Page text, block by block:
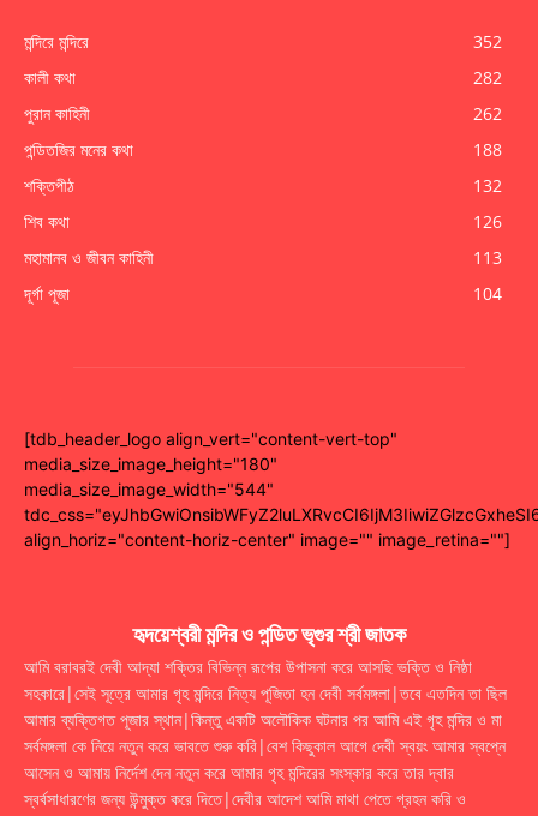
মন্দিরে মন্দিরে
352
কালী কথা
282
পুরান কাহিনী
262
পন্ডিতজির মনের কথা
188
শক্তিপীঠ
132
শিব কথা
126
মহামানব ও জীবন কাহিনী
113
দূর্গা পূজা
104
[tdb_header_logo align_vert="content-vert-top"
media_size_image_height="180"
media_size_image_width="544"
align_horiz="content-horiz-center" image="" image_retina=""]
হৃদয়েশ্বরী মন্দির ও পন্ডিত ভৃগুর শ্রী জাতক
আমি বরাবরই দেবী আদ্যা শক্তির বিভিন্ন রূপের উপাসনা করে আসছি ভক্তি ও নিষ্ঠা
সহকারে|সেই সূত্রে আমার গৃহ মন্দিরে নিত্য পূজিতা হন দেবী সর্বমঙ্গলা|তবে এতদিন তা ছিল
আমার ব্যক্তিগত পূজার স্থান|কিন্তু একটি অলৌকিক ঘটনার পর আমি এই গৃহ মন্দির ও মা
সর্বমঙ্গলা কে নিয়ে নতুন করে ভাবতে শুরু করি|বেশ কিছুকাল আগে দেবী স্বয়ং আমার স্বপ্নে
আসেন ও আমায় নির্দেশ দেন নতুন করে আমার গৃহ মন্দিরের সংস্কার করে তার দ্বার
স্বর্বসাধারণের জন্য উন্মুক্ত করে দিতে|দেবীর আদেশ আমি মাথা পেতে গ্রহন করি ও